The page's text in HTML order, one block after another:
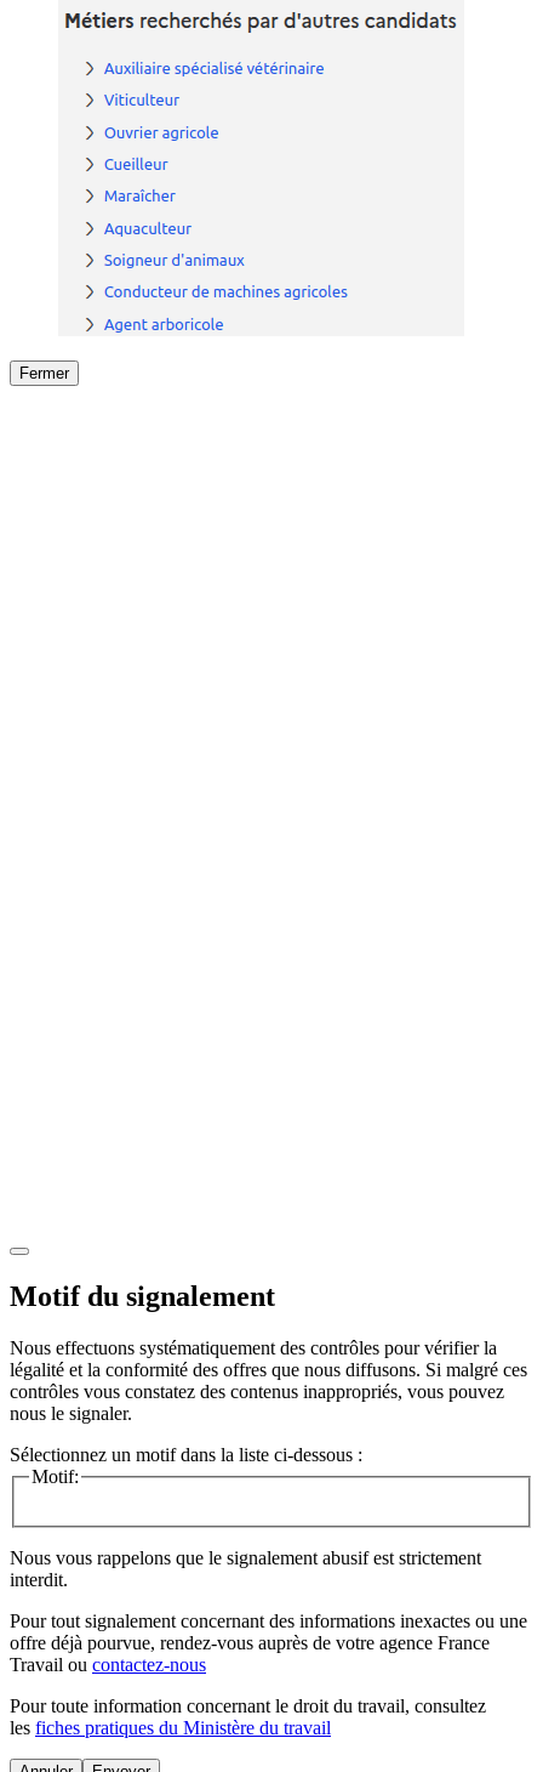
Fermer
Motif du signalement
Nous effectuons systématiquement des contrôles pour vérifier la
légalité et la conformité des offres que nous diffusons. Si malgré ces
contrôles vous constatez des contenus inappropriés, vous pouvez
nous le signaler.
Sélectionnez un motif dans la liste ci-dessous :
Motif:
Nous vous rappelons que le signalement abusif est strictement
interdit.
Pour tout signalement concernant des informations inexactes ou une
offre déjà pourvue, rendez-vous auprès de votre agence France
Travail ou contactez-nous
Pour toute information concernant le droit du travail, consultez
les fiches pratiques du Ministère du travail